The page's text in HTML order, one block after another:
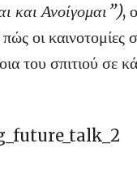
και Ανοίγομαι”),
οι καινοτομίες
του σπιτιού σε